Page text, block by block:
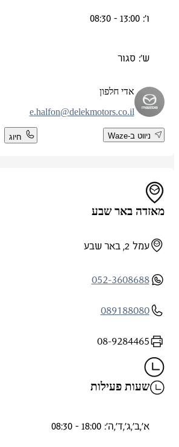
ש': סגור
אדי חלפון
e.halfon@delekmotors.co.il
ניווט ב-Waze חיוג
מאזדה באר שבע
עמל 2, באר שבע
052-3608688
089188080
08-9284465
שעות פעילות
א',ב',ג',ד',ה': 18:00 - 08:30